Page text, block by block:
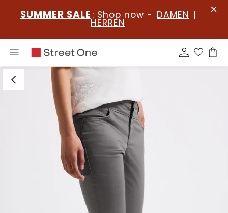
SUMMER SALE : Shop now - DAMEN |
HERREN